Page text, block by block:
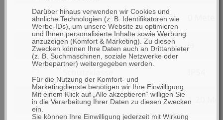
Darüber hinaus verwenden wir Cookies und
ähnliche Technologien (z. B. Identifikatoren wie
Werbe-IDs), um unsere Website zu optimieren
und Ihnen personalisierte Inhalte sowie Werbung
anzuzeigen (Komfort & Marketing). Zu diesen
Zwecken können Ihre Daten auch an Drittanbieter
(z. B. Suchmaschinen, soziale Netzwerke oder
Werbepartner) weitergegeben werden.
Für die Nutzung der Komfort- und
Marketingdienste benötigen wir Ihre Einwilligung.
Mit einem Klick auf „Alle akzeptieren“ willigen Sie
in die Verarbeitung Ihrer Daten zu diesen Zwecken
ein.
Sie können Ihre Einwilligung jederzeit mit Wirkung
Verwendungsmöglichkeiten
filtern
nach
Funkreichweite
(bis
zu)
Funkreichweite (bis zu)
filtern
nach
Eingabetasten
Eingabetasten ja
nach
Schutzklasse
filtern
nach
Fallresistent bis 1.20